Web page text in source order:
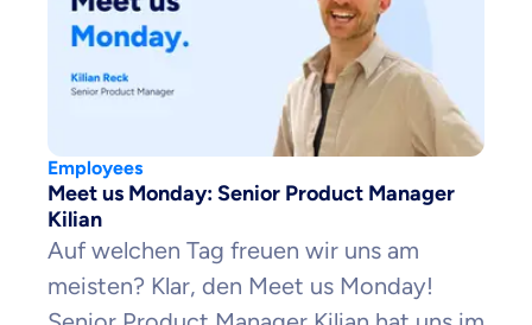
Employees
Meet us Monday: Senior Product Manager
Kilian
Auf welchen Tag freuen wir uns am
meisten? Klar, den Meet us Monday!